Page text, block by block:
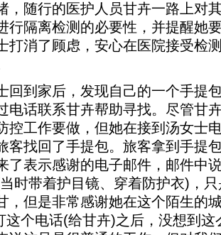
，随行的医护人员甘卉一路上对
行隔离检测的必要性，并提醒她
打消了顾虑，安心在医院接受检
到家后，发现自己的一个手提
电话联系甘卉帮助寻找。尽管甘
控工作要做，但她在接到汤女士
客找回了手提包。旅客拿到手提
了表示感谢的电子邮件，邮件中
时带着护目镜、穿着防护衣)，
，但是非常感谢她在这个陌生的
这个电话(给甘卉)之后，没想到这